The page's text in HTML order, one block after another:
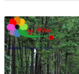
Tour